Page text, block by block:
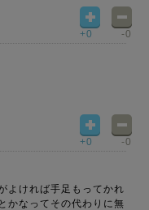
+0 -0
+0 -0
よければ手足もってかれ
かなってその代わりに無